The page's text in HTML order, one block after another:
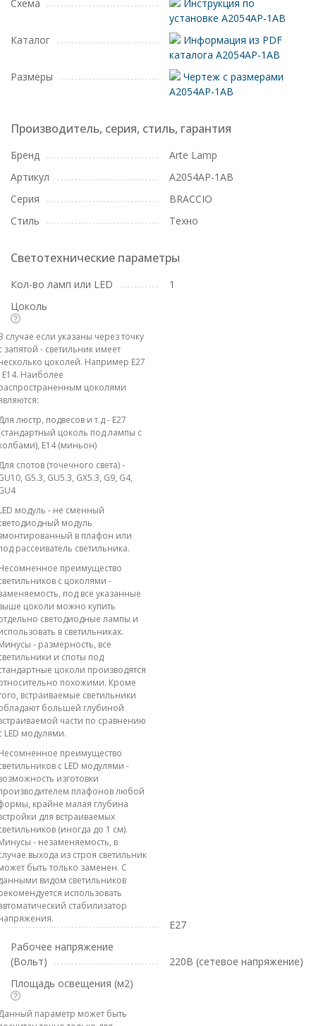
Схема
Инструкция по
установке A2054AP-1AB
Каталог
Информация из PDF
каталога A2054AP-1AB
Размеры
Чертеж с размерами
A2054AP-1AB
Производитель, серия, стиль, гарантия
Бренд
Arte Lamp
Артикул
A2054AP-1AB
Серия
BRACCIO
Стиль
Техно
Светотехнические параметры
Кол-во ламп или LED
1
Цоколь
случае если указаны через точку
запятой - светильник имеет
цоколей. Например E27
E14. Наиболее
цоколями
люстр, подвесов и т.д - E27
цоколь под лампы с
E14 (миньон)
спотов (точечного света) -
G5.3, GU5.3, GX5.3, G9, G4,
модуль - не сменный
модуль
в плафон или
рассеиватель светильника.
преимущество
с цоколями -
под все указанные
цоколи можно купить
светодиодные лампы и
в светильниках.
- размерность, все
и споты под
цоколи производятся
похожими. Кроме
встраиваемые светильники
большей глубиной
части по сравнению
LED модулями.
преимущество
с LED модулями -
изготовки
плафонов любой
крайне малая глубина
для встраиваемых
(иногда до 1 см).
- незаменяемость, в
выхода из строя светильник
быть только заменен. С
видом светильников
использовать
стабилизатор
E27
Рабочее напряжение
(Вольт)
220В (сетевое напряжение)
Площадь освещения (м2)
параметр может быть